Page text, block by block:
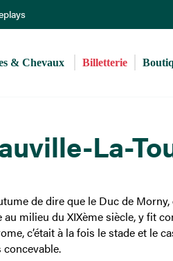
au
& Chevaux Billetterie
La-
de dire que le Duc de
milieu du XIXème siècle, y fit
c’était à la fois le stade et le
concevable.